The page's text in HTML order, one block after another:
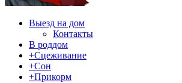
Выезд на дом
Контакты
В роддом
+Сцеживание
+Сон
+Прикорм